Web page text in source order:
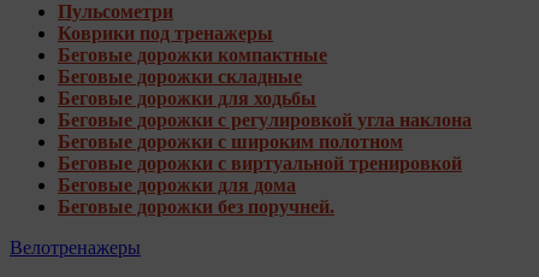
Пульсометри
Коврики под тренажеры
Беговые дорожки компактные
Беговые дорожки складные
Беговые дорожки для ходьбы
Беговые дорожки с регулировкой угла наклона
Беговые дорожки с широким полотном
Беговые дорожки с виртуальной тренировкой
Беговые дорожки для дома
Беговые дорожки без поручней.
Велотренажеры